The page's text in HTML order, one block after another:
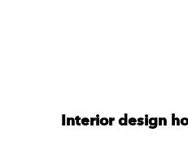
Interior design